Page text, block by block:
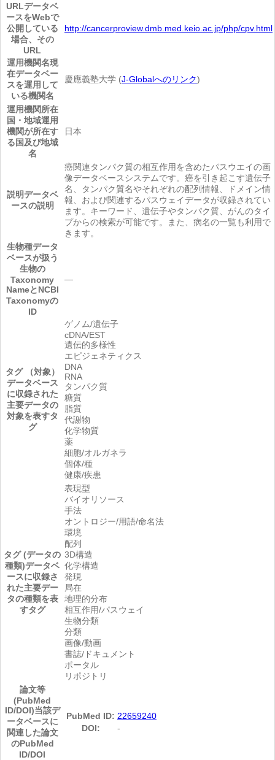
URLデータベ
ースをWebで
公開している
場合、その
URL
http://cancerproview.dmb.med.keio.ac.jp/php/cpv.html
運用機関名現
在データベー
スを運用して
いる機関名
慶應義塾大学 (J-Globalへのリンク)
運用機関所在
国・地域運用
機関が所在す
る国及び地域
名
日本
説明データベ
ースの説明
癌関連タンパク質の相互作用を含めたパスウエイの画
像データベースシステムです。癌を引き起こす遺伝子
名、タンパク質名やそれぞれの配列情報、ドメイン情
報、および関連するパスウェイデータが収録されてい
ます。キーワード、遺伝子やタンパク質、がんのタイ
プからの検索が可能です。また、病名の一覧も利用で
きます。
生物種データ
ベースが扱う
生物の
Taxonomy
NameとNCBI
Taxonomyの
ID
―
タグ （対象）
データベース
に収録された
主要データの
対象を表すタ
グ
ゲノム/遺伝子
cDNA/EST
遺伝的多様性
エピジェネティクス
DNA
RNA
タンパク質
糖質
脂質
代謝物
化学物質
薬
細胞/オルガネラ
個体/種
健康/疾患
タグ (データの
種類)データベ
ースに収録さ
れた主要デー
タの種類を表
すタグ
表現型
バイオリソース
手法
オントロジー/用語/命名法
環境
配列
3D構造
化学構造
発現
局在
地理的分布
相互作用/パスウェイ
生物分類
分類
画像/動画
書誌/ドキュメント
ポータル
リポジトリ
論文等
(PubMed
ID/DOI)当該デ
ータベースに
関連した論文
のPubMed
ID/DOI
PubMed ID: 22659240
DOI:
-